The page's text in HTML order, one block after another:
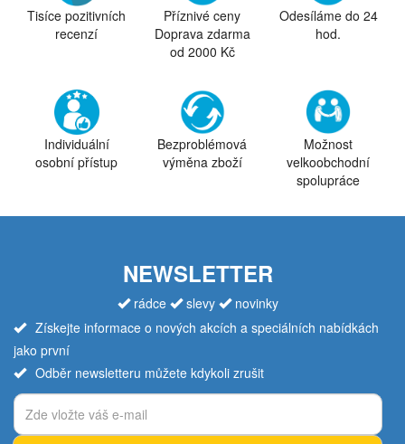
Tisíce pozitivních
recenzí
Příznivé ceny
Doprava zdarma
od 2000 Kč
Odesíláme do 24
hod.
Individuální
osobní přístup
Bezproblémová
výměna zboží
Možnost
velkoobchodní
spolupráce
NEWSLETTER
rádce slevy
novinky
Získejte informace o nových akcích a speciálních nabídkách
jako první
Odběr newsletteru můžete kdykoli zrušit